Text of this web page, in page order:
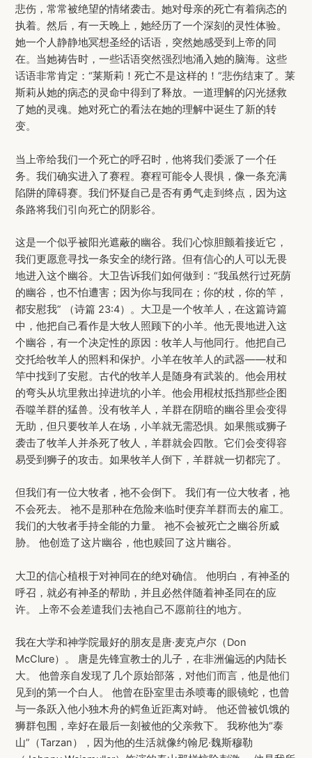
悲伤，常常被绝望的情绪袭击。她对母亲的死亡有着病态的
执着。然后，有一天晚上，她经历了一个深刻的灵性体验。
她一个人静静地冥想圣经的话语，突然她感受到上帝的同
在。当她祷告时，一些话语突然强烈地涌入她的脑海。这些
话语非常肯定：“莱斯莉！死亡不是这样的！”悲伤结束了。莱
斯莉从她的病态的灵命中得到了释放。一道理解的闪光拯救
了她的灵魂。她对死亡的看法在她的理解中诞生了新的转
变。
当上帝给我们一个死亡的呼召时，他将我们委派了一个任
务。我们确实进入了赛程。赛程可能令人畏惧，像一条充满
陷阱的障碍赛。我们怀疑自己是否有勇气走到终点，因为这
条路将我们引向死亡的阴影谷。
这是一个似乎被阳光遮蔽的幽谷。我们心惊胆颤着接近它，
我们更愿意寻找一条安全的绕行路。但有信心的人可以无畏
地进入这个幽谷。大卫告诉我们如何做到：“我虽然行过死荫
的幽谷，也不怕遭害；因为你与我同在；你的杖，你的竿，
都安慰我” （诗篇 23:4）。大卫是一个牧羊人，在这篇诗篇
中，他把自己看作是大牧人照顾下的小羊。他无畏地进入这
个幽谷，有一个决定性的原因：牧羊人与他同行。他把自己
交托给牧羊人的照料和保护。小羊在牧羊人的武器——杖和
竿中找到了安慰。古代的牧羊人是随身有武装的。他会用杖
的弯头从坑里救出掉进坑的小羊。他会用棍杖抵挡那些企图
吞噬羊群的猛兽。没有牧羊人，羊群在阴暗的幽谷里会变得
无助，但只要牧羊人在场，小羊就无需恐惧。如果熊或狮子
袭击了牧羊人并杀死了牧人，羊群就会四散。它们会变得容
易受到狮子的攻击。如果牧羊人倒下，羊群就一切都完了。
但我们有一位大牧者，祂不会倒下。 我们有一位大牧者，祂
不会死去。 祂不是那种在危险来临时便弃羊群而去的雇工。
我们的大牧者手持全能的力量。 祂不会被死亡之幽谷所威
胁。 他创造了这片幽谷，他也赎回了这片幽谷。
大卫的信心植根于对神同在的绝对确信。 他明白，有神圣的
呼召，就必有神圣的帮助，并且必然伴随着神圣同在的应
许。 上帝不会差遣我们去祂自己不愿前往的地方。
我在大学和神学院最好的朋友是唐·麦克卢尔（Don
McClure）。 唐是先锋宣教士的儿子，在非洲偏远的内陆长
大。 他曾亲自发现了几个原始部落，对他们而言，他是他们
见到的第一个白人。 他曾在卧室里击杀喷毒的眼镜蛇，也曾
与一条跃入他小独木舟的鳄鱼近距离对峙。 他还曾被饥饿的
狮群包围，幸好在最后一刻被他的父亲救下。 我称他为“泰
山”（Tarzan），因为他的生活就像约翰尼·魏斯穆勒